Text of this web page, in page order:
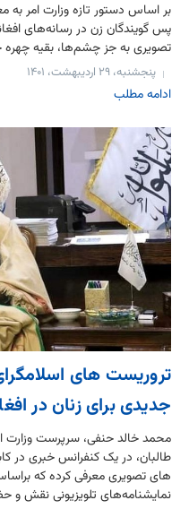
بر اساس دستور تازه وزارت امر به
پس گویندگان زن در رسانه‌های
تصویری به جز چشم‌ها، بقیه چهره
پنجشنبه، ۲۹ اردیبهشت، ۱۴۰۱
ادامه مطلب
تروریست های
جدیدی برای زنان در
محمد خالد حنفی، سرپرست وزارت
طالبان، در یک کنفرانس خبری در
های تصویری معرفی کرده که
نمایشنامه‌های تلویزیونی نقش و